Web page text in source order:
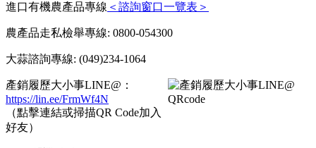
進口有機農產品專線 ＜諮詢窗口一覽表＞
農產品走私檢舉專線: 0800-054300
大蒜諮詢專線: (049)234-1064
產銷履歷大小事LINE@：
https://lin.ee/FrmWf4N
（點擊連結或掃描QR Code加入
好友）